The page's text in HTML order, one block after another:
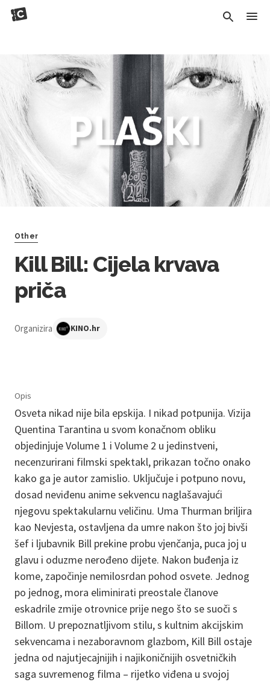
Other
Kill Bill: Cijela krvava
priča
Organizira KINO.hr
Opis
Osveta nikad nije bila epskija. I nikad potpunija. Vizija
Quentina Tarantina u svom konačnom obliku
objedinjuje Volume 1 i Volume 2 u jedinstveni,
necenzurirani filmski spektakl, prikazan točno onako
kako ga je autor zamislio. Uključuje i potpuno novu,
dosad neviđenu anime sekvencu naglašavajući
njegovu spektakularnu veličinu. Uma Thurman briljira
kao Nevjesta, ostavljena da umre nakon što joj bivši
šef i ljubavnik Bill prekine probu vjenčanja, puca joj u
glavu i oduzme nerođeno dijete. Nakon buđenja iz
kome, započinje nemilosrdan pohod osvete. Jednog
po jednog, mora eliminirati preostale članove
eskadrile zmije otrovnice prije nego što se suoči s
Billom. U prepoznatljivom stilu, s kultnim akcijskim
sekvencama i nezaboravnom glazbom, Kill Bill ostaje
jedna od najutjecajnijih i najikoničnijih osvetničkih
saga suvremenog filma – rijetko viđena u svojoj